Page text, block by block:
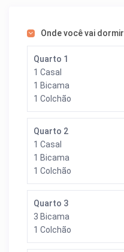
Onde você vai dormir
Quarto 1
1 Casal
1 Bicama
1 Colchão
Quarto 2
1 Casal
1 Bicama
1 Colchão
Quarto 3
3 Bicama
1 Colchão